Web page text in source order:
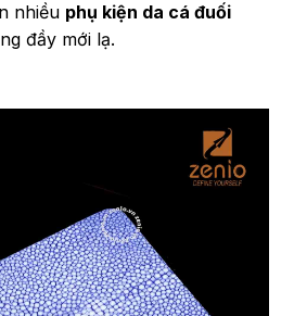
nhiều phụ kiện da cá đuối
đầy mới lạ.